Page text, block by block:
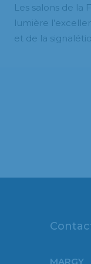
Les salons de la
lumière
et de la
MARGY